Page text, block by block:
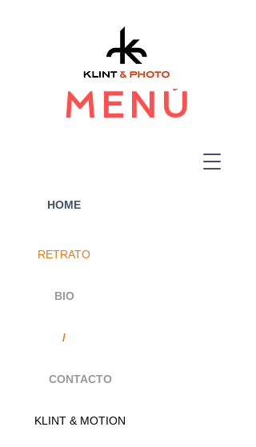
MENÚ
HOME
RETRATO
BIO
/
CONTACTO
KLINT & MOTION